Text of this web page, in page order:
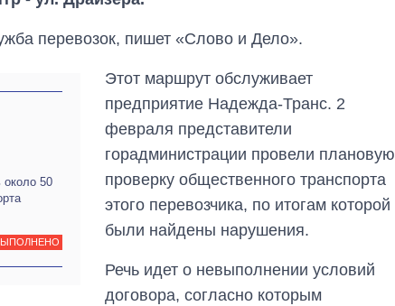
перевозок, пишет «Слово и Дело».
около 50
Этот маршрут обслуживает
предприятие Надежда-Транс. 2
февраля представители
горадминистрации провели плановую
проверку общественного транспорта
этого перевозчика, по итогам которой
были найдены нарушения.
Речь идет о невыполнении условий
договора, согласно которым
Сколько
картофеля